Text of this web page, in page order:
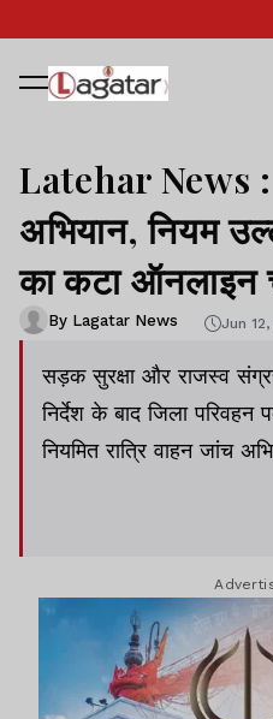
Latehar News :
अभियान, नियम
का कटा ऑनलाइन
By Lagatar News Jun
सड़क सुरक्षा और राजस्‍व
निर्देश के बाद जिला परिवहन
नियमित रात्रि वाहन जांच